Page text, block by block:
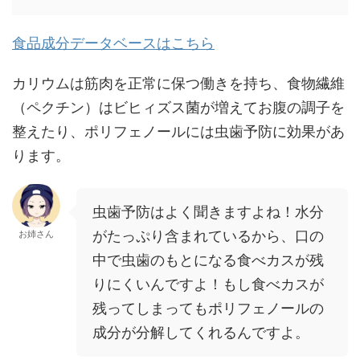
食品成分データベースはこちら
カリウムは筋肉を正常に保つ働きを持ち、食物繊維
（ペクチン）はビヒィズス菌が増えてお腹の調子を
整えたり、ポリフェノールには虫歯予防に効果があ
ります。
お姉さん
虫歯予防はよく聞きますよね！ 水分
がたっぷり含まれているから、口の
中で虫歯のもとになる食べカスが残
りにくいんですよ！もし食べカスが
残ってしまってもポリフェノールの
成分が分解してくれるんですよ。